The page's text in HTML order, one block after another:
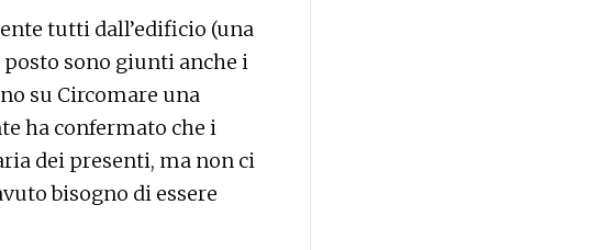
tutti dall’edificio (una
posto sono giunti anche i
su Circomare una
ha confermato che i
dei presenti, ma non ci
bisogno di essere